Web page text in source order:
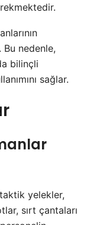
Bu nedenle,
bilinçli
sağlar.
yelekler,
sırt çantaları